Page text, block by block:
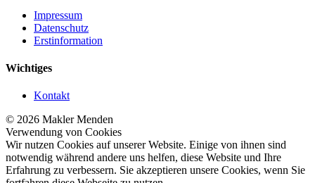
Impressum
Datenschutz
Erstinformation
Wichtiges
Kontakt
© 2026 Makler Menden
Verwendung von Cookies
Wir nutzen Cookies auf unserer Website. Einige von ihnen sind
notwendig während andere uns helfen, diese Website und Ihre
Erfahrung zu verbessern. Sie akzeptieren unsere Cookies, wenn Sie